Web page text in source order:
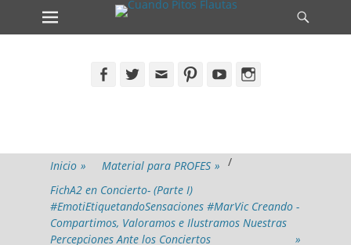
Skip
Primary Menu
Facebook
Twitter EmailPinterestYouTubeInstagram
Inicio » Material para PROFES » /
FichA2 en Concierto- (Parte I)
#EmotiEtiquetandoSensaciones #MarVic Creando -
Compartimos, Valoramos e Ilustramos Nuestras
Percepciones Ante los Conciertos
»